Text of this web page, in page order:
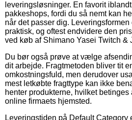
leveringsløsninger. En favorit
pakkeshops, fordi du så nemt kan
når det passer dig.
praktisk, og oftest endvidere den
ved køb af Shimano Yasei Twitch &
Du bør også prøve at vælge
dit arbejde. Fragtmetoden bliver tit
omkostningsfuld, men derudover
mest letkøbte fragttype kan ikke
henter produkterne, hvilket betinges
online firmaets hjemsted.
Leveringstiden på Default Category